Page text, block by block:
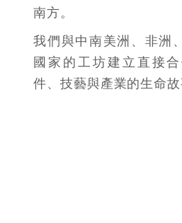
南方。
我們與中南美洲、非洲
國家的工坊建立直接
件、技藝與產業的生命故